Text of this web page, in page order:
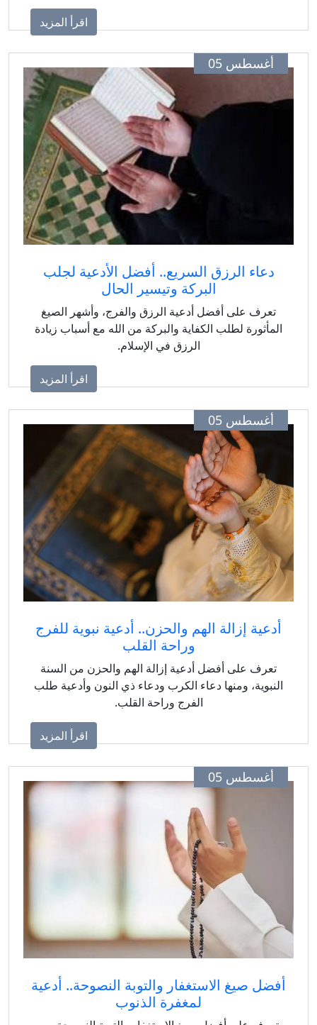
اقرأ المزيد
أغسطس 05
دعاء الرزق السريع.. أفضل الأدعية لجلب
البركة وتيسير الحال
تعرف على أفضل أدعية الرزق والفرج، وأشهر الصيغ
المأثورة لطلب الكفاية والبركة من الله مع أسباب زيادة
الرزق في الإسلام.
اقرأ المزيد
أغسطس 05
أدعية إزالة الهم والحزن.. أدعية نبوية للفرج
وراحة القلب
تعرف على أفضل أدعية إزالة الهم والحزن من السنة
ومنها دعاء الكرب ودعاء ذي النون وأدعية طلب
الفرج وراحة القلب.
اقرأ المزيد
أغسطس 05
صيغ الاستغفار والتوبة النصوحة.. أدعية
لمغفرة الذنوب